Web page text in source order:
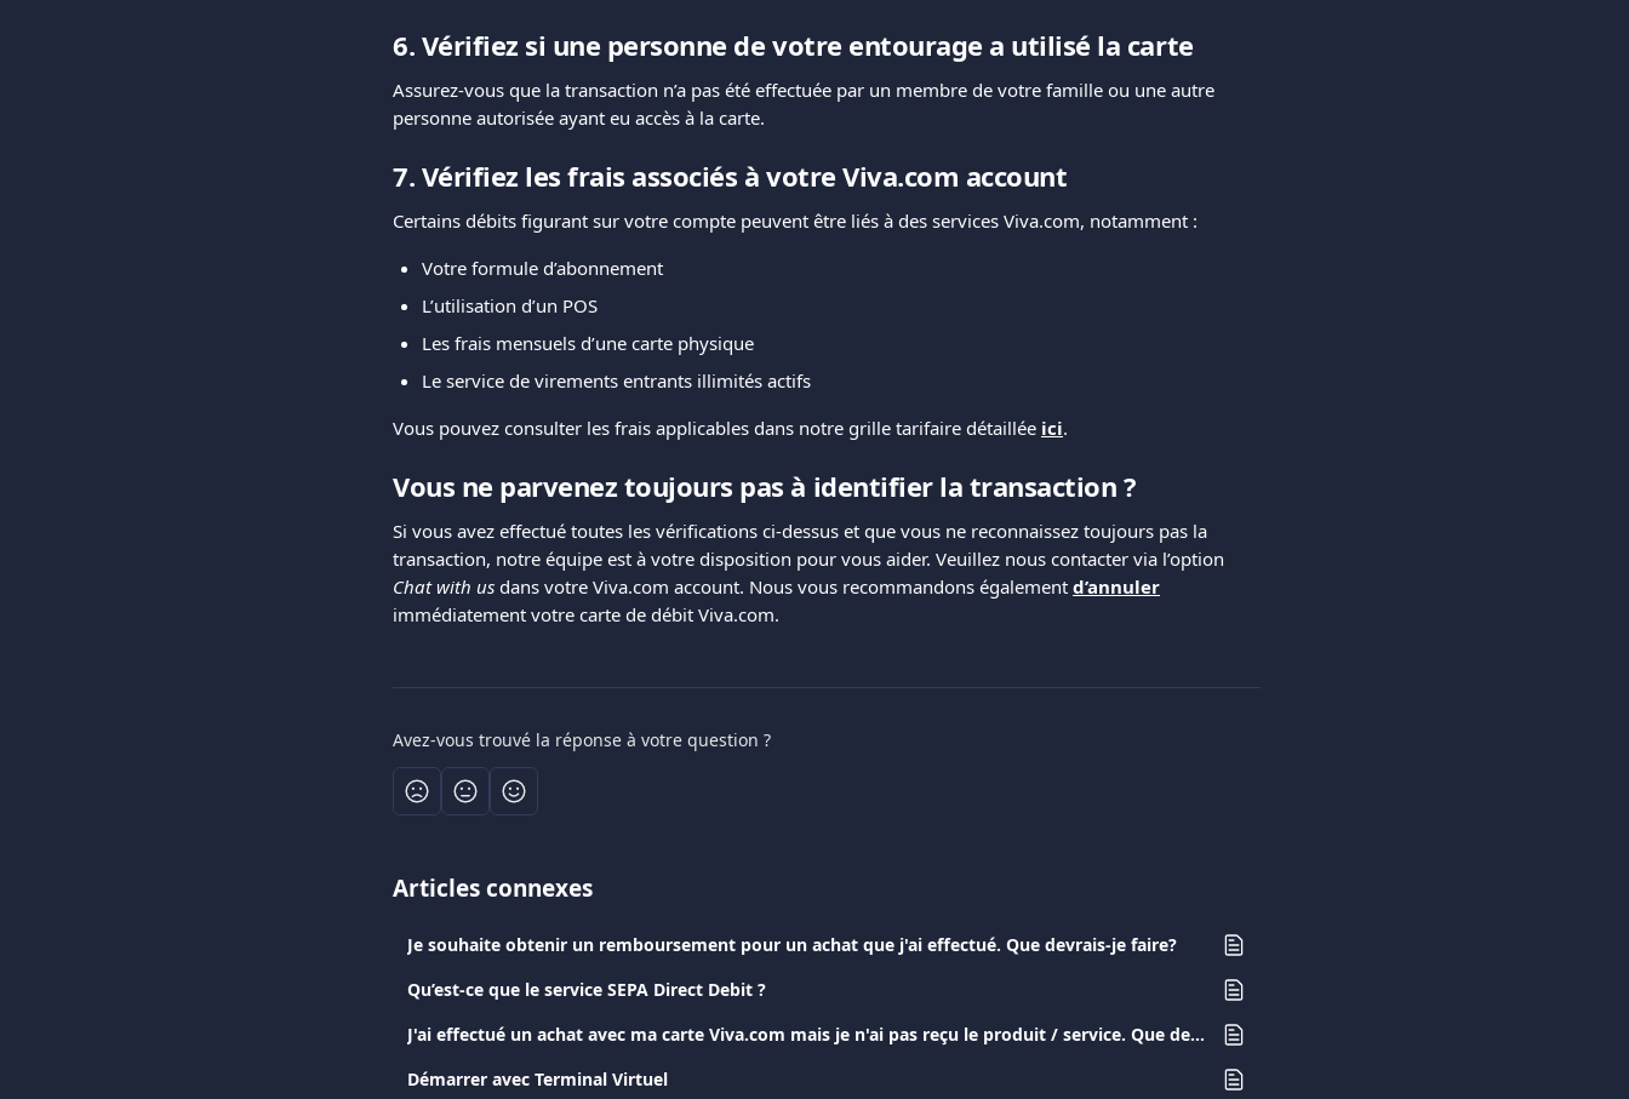
6. Vérifiez si une personne de votre entourage a utilisé la carte
Assurez-vous que la transaction n’a pas été effectuée par un membre de votre famille ou une autre
personne autorisée ayant eu accès à la carte.
7. Vérifiez les frais associés à votre Viva.com account
Certains débits figurant sur votre compte peuvent être liés à des services Viva.com, notamment :
Votre formule d’abonnement
L’utilisation d’un POS
Les frais mensuels d’une carte physique
Le service de virements entrants illimités actifs
Vous pouvez consulter les frais applicables dans notre grille tarifaire détaillée ici.
Vous ne parvenez toujours pas à identifier la transaction ?
Si vous avez effectué toutes les vérifications ci-dessus et que vous ne reconnaissez toujours pas la
transaction, notre équipe est à votre disposition pour vous aider. Veuillez nous contacter via l’option
Chat with us dans votre Viva.com account. Nous vous recommandons également d’annuler
immédiatement votre carte de débit Viva.com.
Avez-vous trouvé la réponse à votre question ?
Articles connexes
Je souhaite obtenir un remboursement pour un achat que j'ai effectué. Que devrais-je faire?
Qu’est-ce que le service SEPA Direct Debit ?
J'ai effectué un achat avec ma carte Viva.com mais je n'ai pas reçu le produit / service. Que devrais-je faire?
Démarrer avec Terminal Virtuel